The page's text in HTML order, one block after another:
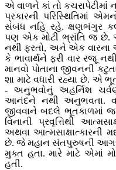
એ વાળને કાં તો કચરાપેટીમાં
પ્રકારની પરિસ્થિતિમાં
સંબંધ નહિ રહે. ક્ષણભંગુર
પણ એક મોટી ભ્રાંતિ જ છે.
નથી ફરતો, અને એક વારના
કે ભાવાર્થને ફરી વાર રજૂ
માનવો પોતાના જીવનની
શા માટે વધારી રહ્યા છે. એ
- અનુભવોનું અહર્નિશ
આનંદને નથી અનુભવતા.
જીવવાને બદલે ભૂતકાળમાં જ
વિનાની પ્રવૃત્તિથી
અથવા આત્મસાક્ષાત્કારની
છે. જે મહાન સંતપુરુષની
મુક્ત હતા. મારે માટે એમાં
હતી.